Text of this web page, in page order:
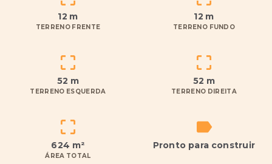
12 m
TERRENO FRENTE
12 m
TERRENO FUNDO
52 m
TERRENO ESQUERDA
52 m
TERRENO DIREITA
624 m²
ÁREA TOTAL
Pronto para construir